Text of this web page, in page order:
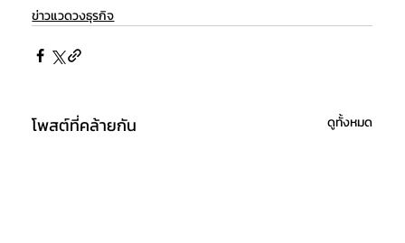
ข่าวแวดวงธุรกิจ
โพสต์ที่คล้ายกัน ดูทั้งหมด